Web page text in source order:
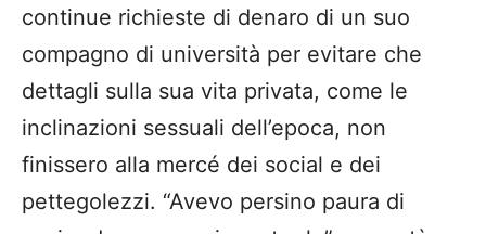
continue richieste di denaro di un suo
compagno di università per evitare che
dettagli sulla sua vita privata, come le
inclinazioni sessuali dell’epoca, non
finissero alla mercé dei social e dei
pettegolezzi. “Avevo persino paura di